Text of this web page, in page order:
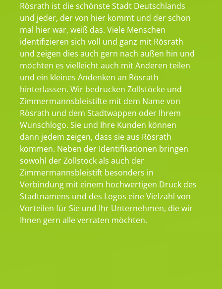
Rösrath ist die schönste Stadt Deutschlands
und jeder, der von hier kommt und der schon
mal hier war, weiß das. Viele Menschen
identifizieren sich voll und ganz mit Rösrath
und zeigen dies auch gern nach außen hin und
möchten es vielleicht auch mit Anderen teilen
und ein kleines Andenken an Rösrath
hinterlassen. Wir bedrucken Zollstöcke und
Zimmermannsbleistifte mit dem Name von
Rösrath und dem Stadtwappen oder Ihrem
Wunschlogo. Sie und Ihre Kunden können
dann jedem zeigen, dass sie aus Rösrath
kommen. Neben der Identifikationen bringen
sowohl der Zollstock als auch der
Zimmermannsbleistift besonders in
Verbindung mit einem hochwertigen Druck des
Stadtnamens und des Logos eine Vielzahl von
Vorteilen für Sie und Ihr Unternehmen, die wir
Ihnen gern alle verraten möchten.